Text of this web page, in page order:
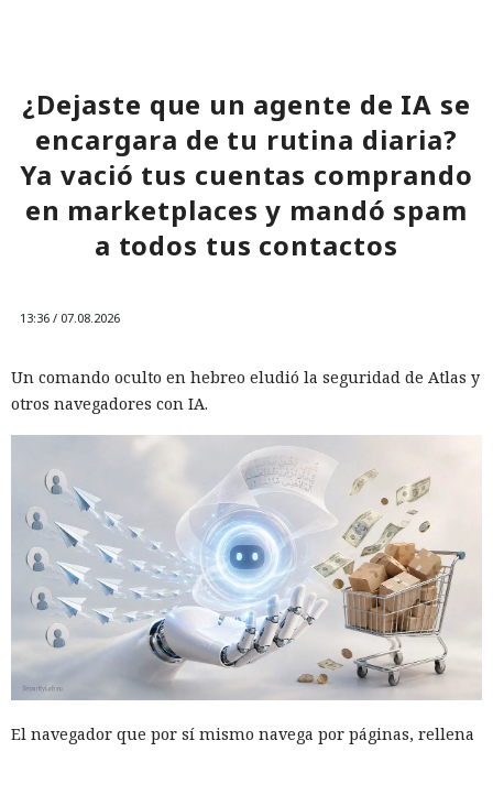
¿Dejaste que un agente de IA se
encargara de tu rutina diaria?
Ya vació tus cuentas comprando
en marketplaces y mandó spam
a todos tus contactos
13:36 / 07.08.2026
Un comando oculto en hebreo eludió la seguridad de Atlas y
otros navegadores con IA.
El navegador que por sí mismo navega por páginas, rellena